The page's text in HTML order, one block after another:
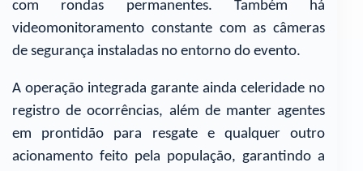
com rondas permanentes. Também há
videomonitoramento constante com as câmeras
de segurança instaladas no entorno do evento.
A operação integrada garante ainda celeridade no
registro de ocorrências, além de manter agentes
em prontidão para resgate e qualquer outro
acionamento feito pela população, garantindo a